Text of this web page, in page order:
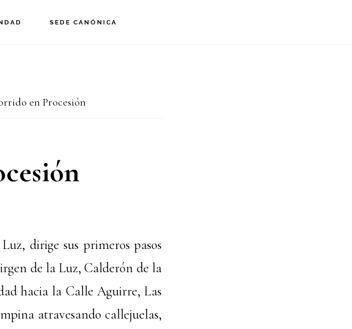
SEDE CANÓNICA
en Procesión
dirige sus primeros pasos
de la Luz, Calderón de la
hacia la Calle Aguirre, Las
atravesando callejuelas,